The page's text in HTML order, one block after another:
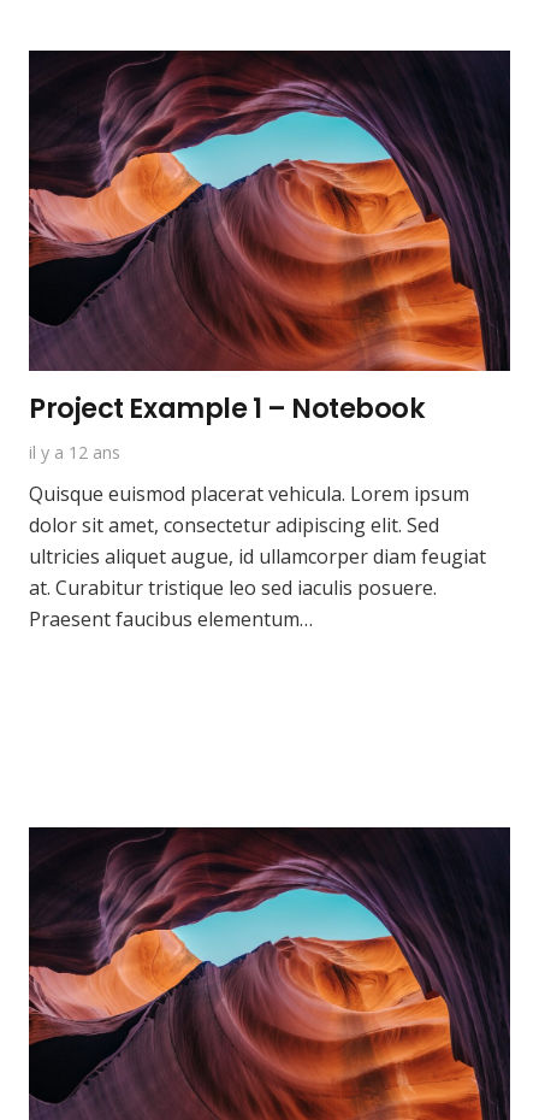
Project Example 1 – Notebook
il y a 12 ans
Quisque euismod placerat vehicula. Lorem ipsum
dolor sit amet, consectetur adipiscing elit. Sed
ultricies aliquet augue, id ullamcorper diam feugiat
at. Curabitur tristique leo sed iaculis posuere.
Praesent faucibus elementum…